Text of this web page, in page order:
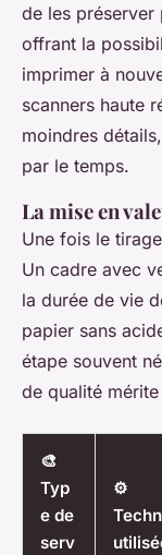
de les préserver
offrant la
imprimer à
scanners haute
moindres
par le temps.
La mise en
Une fois le
Un cadre avec
la durée de vie
papier sans
étape souvent
de qualité
🎨
Typ
e de
serv
⚙️